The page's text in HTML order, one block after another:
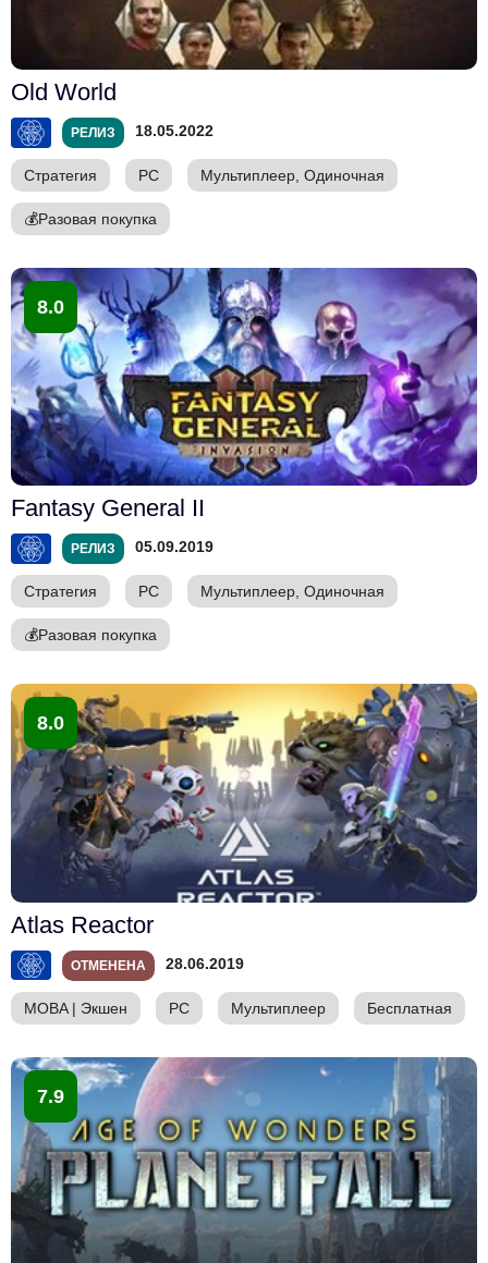
Old World
РЕЛИЗ 18.05.2022
Стратегия PC Мультиплеер, Одиночная
💰Разовая покупка
8.0
Fantasy General II
РЕЛИЗ 05.09.2019
Стратегия PC Мультиплеер, Одиночная
💰Разовая покупка
8.0
Atlas Reactor
ОТМЕНЕНА 28.06.2019
MOBA| Экшен PC Мультиплеер Бесплатная
7.9